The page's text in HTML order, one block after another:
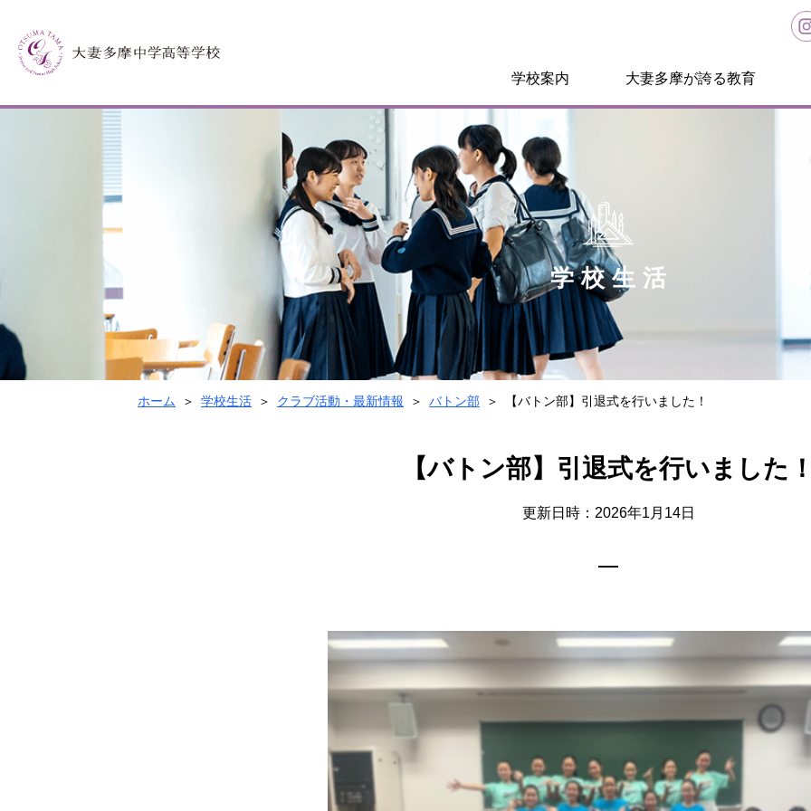
学校案内 大妻多摩が誇る教育
学校生活
ホーム 学校生活 クラブ活動・最新情報 バトン部 【バトン部】引退式を行いました！
【バトン部】引退式を行いました
更新日時：2026年1月14日